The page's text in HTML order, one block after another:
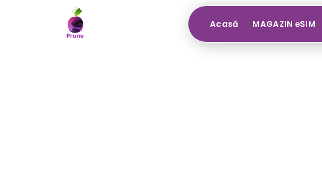
Acasă MAGAZIN eSIM